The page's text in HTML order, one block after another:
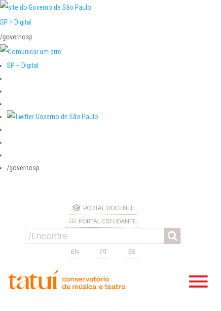
SP + Digital
/governosp
SP + Digital
/governosp
PORTAL DOCENTE
PORTAL ESTUDANTIL
EN PT ES